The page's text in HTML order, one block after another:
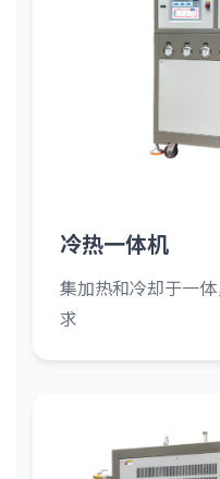
冷热一体机
集加热和冷却于一
求